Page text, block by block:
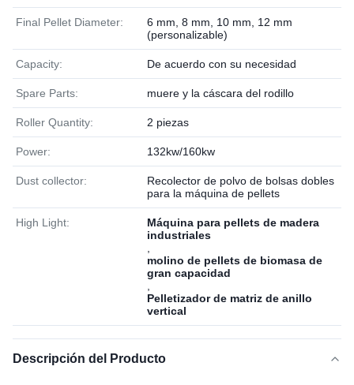
Final Pellet Diameter:
6 mm, 8 mm, 10 mm, 12 mm
(personalizable)
Capacity: De acuerdo con su necesidad
Spare Parts: muere y la cáscara del rodillo
Roller Quantity: 2 piezas
Power: 132kw/160kw
Dust collector:
Recolector de polvo de bolsas dobles
para la máquina de pellets
High Light:
Máquina para pellets de madera
industriales
molino de pellets de biomasa de
gran capacidad
Pelletizador de matriz de anillo
vertical
Descripción del Producto